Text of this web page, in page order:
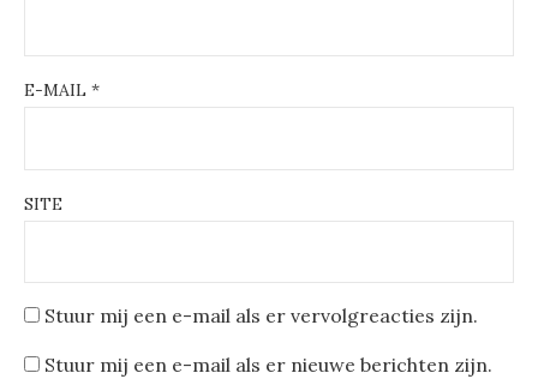
E-MAIL *
SITE
Stuur mij een e-mail als er vervolgreacties zijn.
Stuur mij een e-mail als er nieuwe berichten zijn.